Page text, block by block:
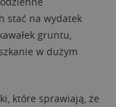
stać na wydatek
gruntu,
w dużym
które sprawiają, że